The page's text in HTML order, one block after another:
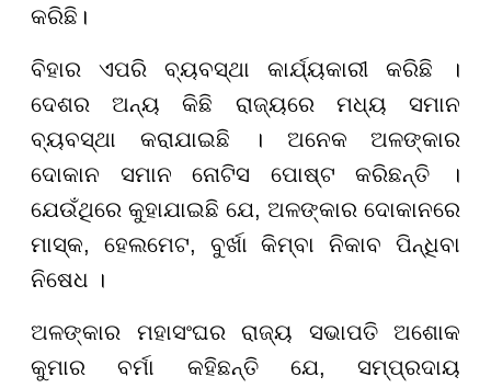
କରିଛି।
ବିହାର ଏପରି ବ୍ୟବସ୍ଥା କାର୍ଯ୍ୟକାରୀ କରିଛି ।
ଦେଶର ଅନ୍ୟ କିଛି ରାଜ୍ୟରେ ମଧ୍ୟ ସମାନ
ବ୍ୟବସ୍ଥା କରାଯାଇଛି । ଅନେକ ଅଳଙ୍କାର
ଦୋକାନ ସମାନ ନୋଟିସ ପୋଷ୍ଟ କରିଛନ୍ତି ।
ଯେଉଁଥିରେ କୁହାଯାଇଛି ଯେ, ଅଳଙ୍କାର ଦୋକାନରେ
ମାସ୍କ, ହେଲମେଟ, ବୁର୍ଖା କିମ୍ବା ନିକାବ ପିନ୍ଧିବା
ନିଷେଧ ।
ଅଳଙ୍କାର ମହାସଂଘର ରାଜ୍ୟ ସଭାପତି ଅଶୋକ
କୁମାର ବର୍ମା କହିଛନ୍ତି ଯେ, ସମ୍ପ୍ରଦାୟ